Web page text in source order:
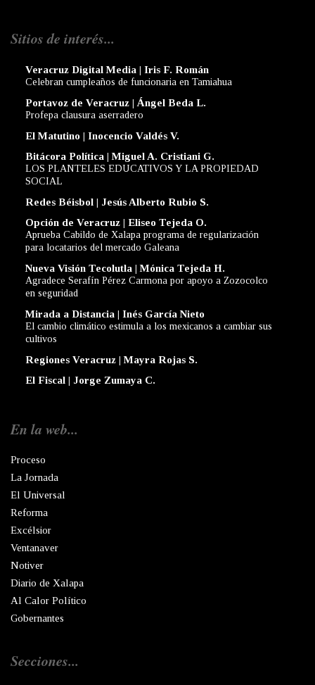
Sitios de interés...
Veracruz Digital Media | Iris F. Román
Celebran cumpleaños de funcionaria en Tamiahua
Portavoz de Veracruz | Ángel Beda L.
Profepa clausura aserradero
El Matutino | Inocencio Valdés V.
Bitácora Política | Miguel A. Cristiani G.
LOS PLANTELES EDUCATIVOS Y LA PROPIEDAD
SOCIAL
Redes Béisbol | Jesús Alberto Rubio S.
Opción de Veracruz | Eliseo Tejeda O.
Aprueba Cabildo de Xalapa programa de regularización
para locatarios del mercado Galeana
Nueva Visión Tecolutla | Mónica Tejeda H.
Agradece Serafín Pérez Carmona por apoyo a Zozocolco
en seguridad
Mirada a Distancia | Inés García Nieto
El cambio climático estimula a los mexicanos a cambiar sus
cultivos
Regiones Veracruz | Mayra Rojas S.
El Fiscal | Jorge Zumaya C.
En la web...
Proceso
La Jornada
El Universal
Reforma
Excélsior
Ventanaver
Notiver
Diario de Xalapa
Al Calor Político
Gobernantes
Secciones...